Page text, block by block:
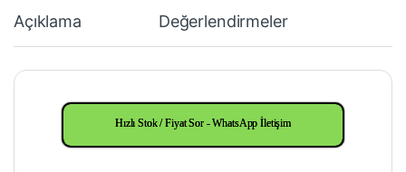
Açıklama Değerlendirmeler
Hızlı Stok / Fiyat Sor - WhatsApp İletişim